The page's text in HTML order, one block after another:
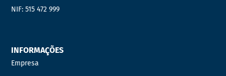
NIF: 515 472 999
INFORMAÇÕES
Empresa